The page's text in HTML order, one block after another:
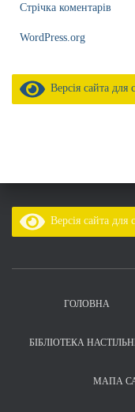
Стрічка коментарів
WordPress.org
Версія сайта для
Версія сайта для
ГОЛОВНА
БІБЛІОТЕКА
МАПА